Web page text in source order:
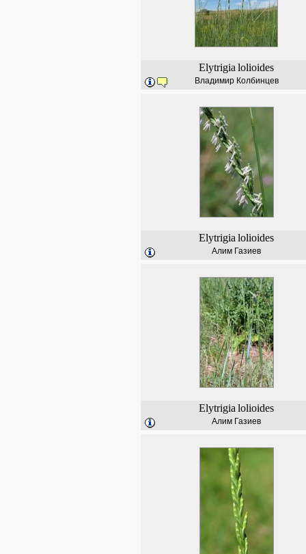
Elytrigia lolioides
Владимир Колбинцев
Elytrigia lolioides
Алим Газиев
Elytrigia lolioides
Алим Газиев